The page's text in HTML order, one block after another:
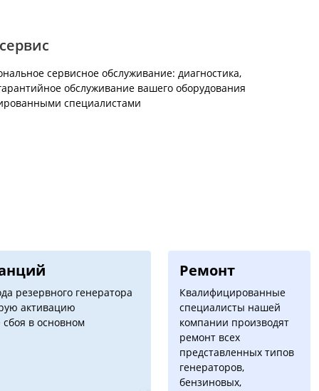
сервисное обслуживание: диагностика,
обслуживание вашего оборудования
специалистами
резервного генератора
активацию
сбоя в основном
Ремонт
Квалифицированные
специалисты нашей
компании производят
ремонт всех
представленных типов
генераторов,
бензиновых,